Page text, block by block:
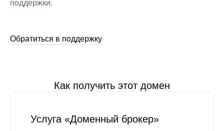
поддержки.
Обратиться в поддержку
Как получить этот домен
Услуга «Доменный брокер»